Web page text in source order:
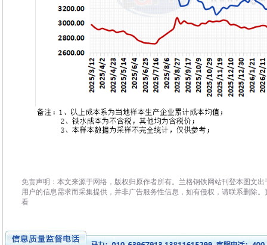
免责声明：本文来源于网络，版权归原作者所有。兰格钢铁网站刊登本图文
用户的信息需求而采集提供，并非广告服务性信息，如有侵权，请联系删除。
看